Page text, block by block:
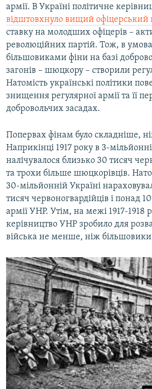
армії. В Україні політичне
відштовхнуло вищий офіцерський
ставку на молодших офіцерів –
революційних партій. Тож, в
більшовиками фіни на базі
загонів – шюцкору – створили
Натомість українські політики
знищення регулярної армії та її
добровольчих засадах.
Попервах фінам було складніше,
Наприкінці 1917 року в 3-
налічувалося близько 30 тисяч
та трохи більше шюцкорівців.
30-мільйонній Україні
тисяч червоногвардійців і понад
армії УНР. Утім, на межі 1917-1918
керівництво УНР зробило для
війська не менше, ніж